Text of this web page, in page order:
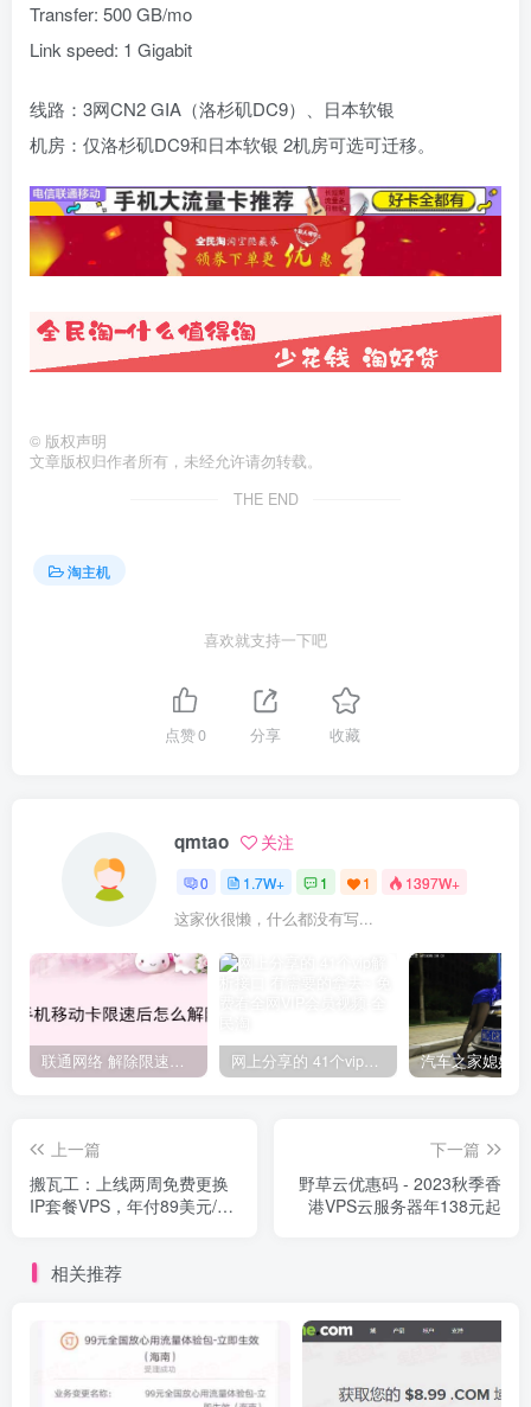
Transfer: 500 GB/mo
Link speed: 1 Gigabit
线路：3网CN2 GIA（洛杉矶DC9）、日本软银
机房：仅洛杉矶DC9和日本软银 2机房可选可迁移。
© 版权声明
文章版权归作者所有，未经允许请勿转载。
THE END
淘主机
喜欢就支持一下吧
点赞0 分享 收藏
qmtao 关注
0 1.7W+ 1 1 1397W+
这家伙很懒，什么都没有写...
联通网络 解除限速方法参考！畅享、畅玩、老白干等及其它地区自测了 网上分享的 41个vip解析接口 有需要的拿去~ 免费看全网VIP会员视频
上一篇
搬瓦工：上线两周免费更换
IP套餐VPS，年付89美元/仅
下一篇
野草云优惠码 - 2023秋季香
港VPS云服务器年138元起
相关推荐